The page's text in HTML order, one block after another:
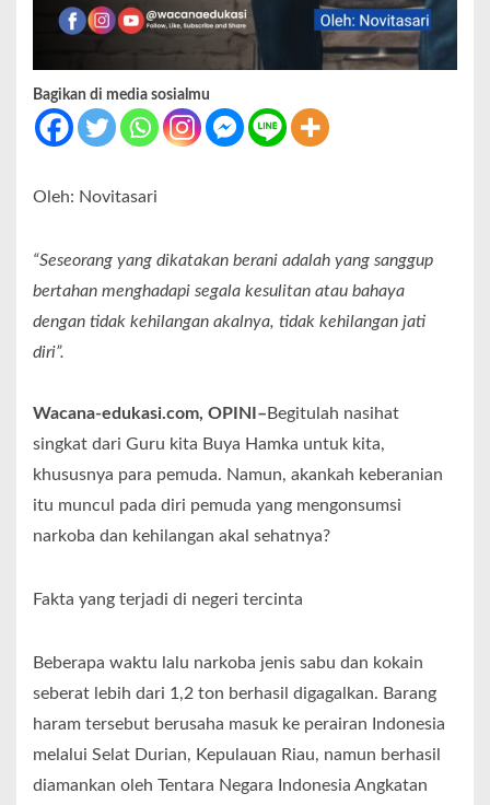
Bagikan di media sosialmu
Oleh: Novitasari
“Seseorang yang dikatakan berani adalah yang sanggup
bertahan menghadapi segala kesulitan atau bahaya
dengan tidak kehilangan akalnya, tidak kehilangan jati
diri”.
Wacana-edukasi.com, OPINI– Begitulah nasihat
singkat dari Guru kita Buya Hamka untuk kita,
khususnya para pemuda. Namun, akankah keberanian
itu muncul pada diri pemuda yang mengonsumsi
narkoba dan kehilangan akal sehatnya?
Fakta yang terjadi di negeri tercinta
Beberapa waktu lalu narkoba jenis sabu dan kokain
seberat lebih dari 1,2 ton berhasil digagalkan. Barang
haram tersebut berusaha masuk ke perairan Indonesia
melalui Selat Durian, Kepulauan Riau, namun berhasil
diamankan oleh Tentara Negara Indonesia Angkatan